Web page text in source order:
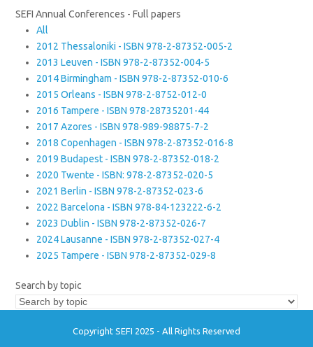
SEFI Annual Conferences - Full papers
All
2012 Thessaloniki - ISBN 978-2-87352-005-2
2013 Leuven - ISBN 978-2-87352-004-5
2014 Birmingham - ISBN 978-2-87352-010-6
2015 Orleans - ISBN 978-2-8752-012-0
2016 Tampere - ISBN 978-28735201-44
2017 Azores - ISBN 978-989-98875-7-2
2018 Copenhagen - ISBN 978-2-87352-016-8
2019 Budapest - ISBN 978-2-87352-018-2
2020 Twente - ISBN: 978-2-87352-020-5
2021 Berlin - ISBN 978-2-87352-023-6
2022 Barcelona - ISBN 978-84-123222-6-2
2023 Dublin - ISBN 978-2-87352-026-7
2024 Lausanne - ISBN 978-2-87352-027-4
2025 Tampere - ISBN 978-2-87352-029-8
Search by topic
Copyright SEFI 2025 - All Rights Reserved